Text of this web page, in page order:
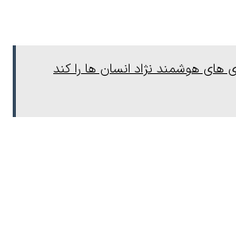
های هوشمند نژاد انسان ها را کند